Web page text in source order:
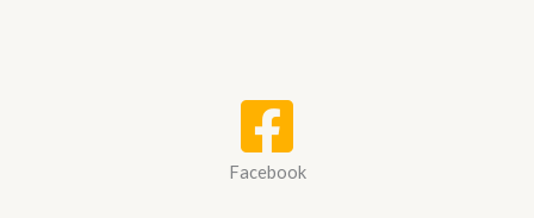
Facebook